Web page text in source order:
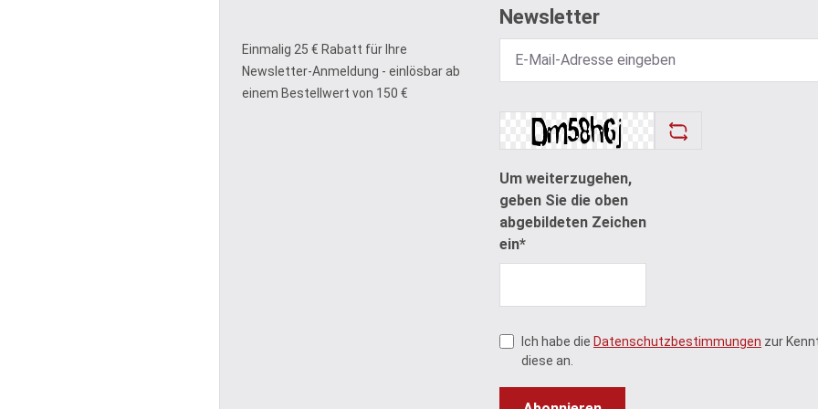
Newsletter
Einmalig 25 € Rabatt für Ihre
Newsletter-Anmeldung - einlösbar ab
einem Bestellwert von 150 €
Um weiterzugehen,
geben Sie die oben
abgebildeten Zeichen
ein*
Ich habe die Datenschutzbestimmungen zur
diese an.